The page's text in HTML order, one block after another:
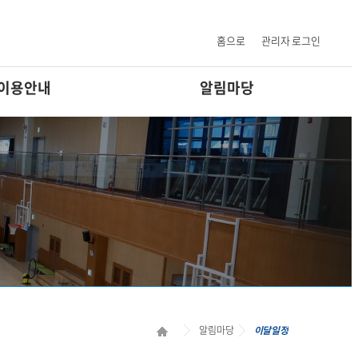
홈으로 관리자 로그인
용안내 알림마당
알림마당 이달일정